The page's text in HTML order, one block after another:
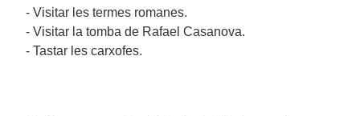
- Visitar les termes romanes.
- Visitar la tomba de Rafael Casanova.
- Tastar les carxofes.